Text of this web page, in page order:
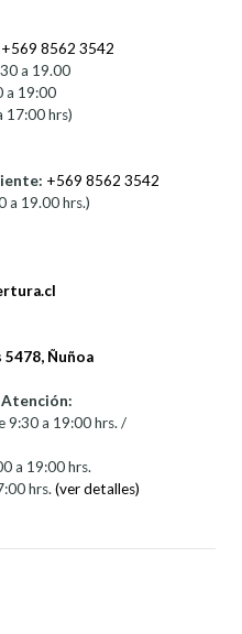
+569 8562 3542
a 19.00
a 19:00
17:00 hrs)
+569 8562 3542
a 19.00 hrs.)
Ñuñoa
9:30 a 19:00 hrs. /
a 19:00 hrs.
hrs.(ver detalles)